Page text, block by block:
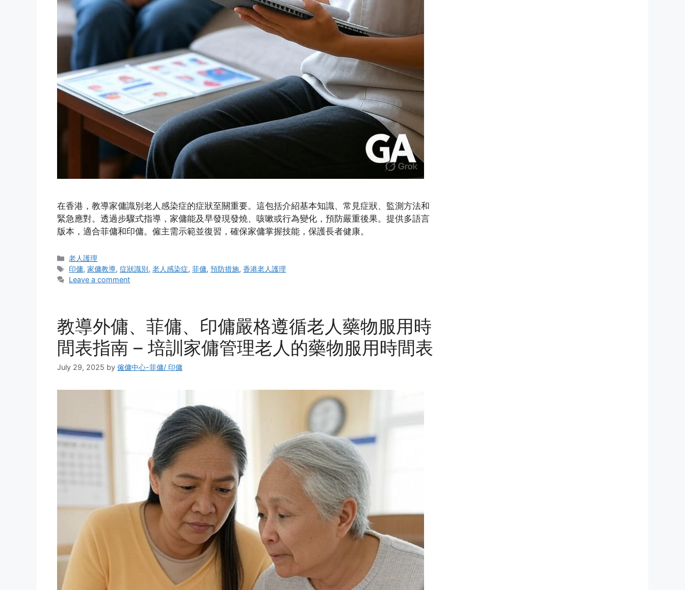
在香港，教導家傭識別老人感染症的症狀至關重要。這包括介紹基本知識、常見症狀、監測方法和
緊急應對。透過步驟式指導，家傭能及早發現發燒、咳嗽或行為變化，預防嚴重後果。提供多語言
版本，適合菲傭和印傭。僱主需示範並復習，確保家傭掌握技能，保護長者健康。
Categories
老人護理
Tags
印傭,家傭教導,症狀識別,老人感染症,菲傭,預防措施,香港老人護理
Leave a comment
教導外傭、菲傭、印傭嚴格遵循老人藥物服用時
間表指南 – 培訓家傭管理老人的藥物服用時間表
July 29, 2025 by 僱傭中心-菲傭/ 印傭